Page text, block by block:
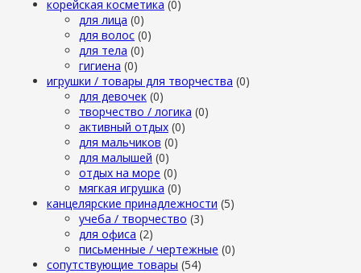
корейская косметика (0)
для лица (0)
для волос (0)
для тела (0)
гигиена (0)
игрушки / товары для творчества (0)
для девочек (0)
творчество / логика (0)
активный отдых (0)
для мальчиков (0)
для малышей (0)
отдых на море (0)
мягкая игрушка (0)
канцелярские принадлежности (5)
учеба / творчество (3)
для офиса (2)
письменные / чертежные (0)
сопутствующие товары (54)